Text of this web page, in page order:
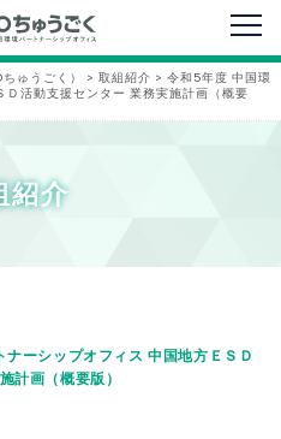
メニ
ゅうごく） > 取組紹介 > 令和5年度 中国環
活動支援センター 業務実施計画（概要
紹介
ーシップオフィス 中国地方ＥＳＤ
計画（概要版）